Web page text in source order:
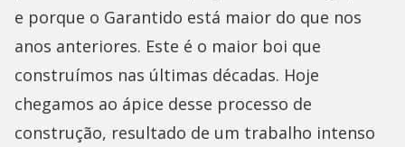
e porque o Garantido está maior do que nos
anos anteriores. Este é o maior boi que
construímos nas últimas décadas. Hoje
chegamos ao ápice desse processo de
construção, resultado de um trabalho intenso